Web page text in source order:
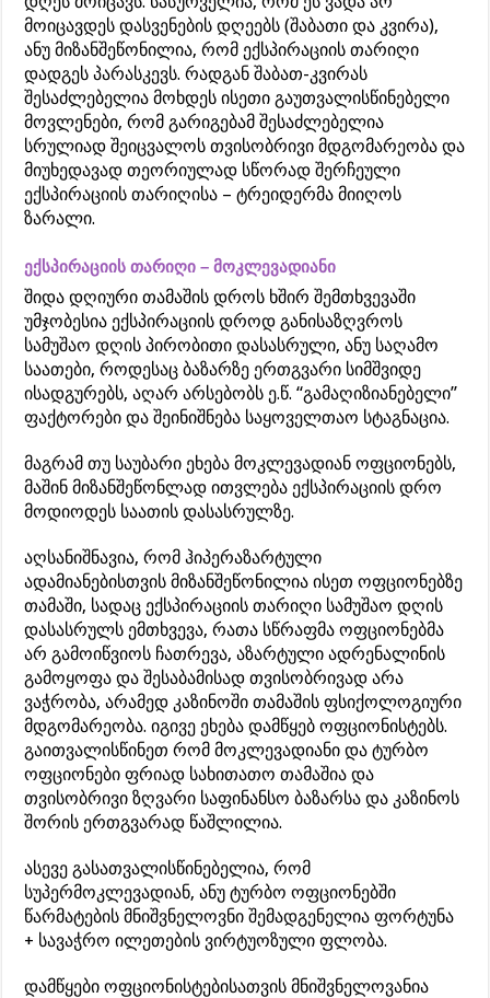
მოიცავდეს დასვენების დღეებს (შაბათი და კვირა),
ანუ მიზანშეწონილია, რომ ექსპირაციის თარიღი
დადგეს პარასკევს. რადგან შაბათ-კვირას
შესაძლებელია მოხდეს ისეთი გაუთვალისწინებელი
მოვლენები, რომ გარიგებამ შესაძლებელია
სრულიად შეიცვალოს თვისობრივი მდგომარეობა და
მიუხედავად თეორიულად სწორად შერჩეული
ექსპირაციის თარიღისა – ტრეიდერმა მიიღოს
ზარალი.
ექსპირაციის თარიღი – მოკლევადიანი
შიდა დღიური თამაშის დროს ხშირ შემთხვევაში
უმჯობესია ექსპირაციის დროდ განისაზღვროს
სამუშაო დღის პირობითი დასასრული, ანუ საღამო
საათები, როდესაც ბაზარზე ერთგვარი სიმშვიდე
ისადგურებს, აღარ არსებობს ე.წ. “გამაღიზიანებელი”
ფაქტორები და შეინიშნება საყოველთაო სტაგნაცია.
მაგრამ თუ საუბარი ეხება მოკლევადიან ოფციონებს,
მაშინ მიზანშეწონლად ითვლება ექსპირაციის დრო
მოდიოდეს საათის დასასრულზე.
აღსანიშნავია, რომ ჰიპერაზარტული
ადამიანებისთვის მიზანშეწონილია ისეთ ოფციონებზე
თამაში, სადაც ექსპირაციის თარიღი სამუშაო დღის
დასასრულს ემთხვევა, რათა სწრაფმა ოფციონებმა
არ გამოიწვიოს ჩათრევა, აზარტული ადრენალინის
გამოყოფა და შესაბამისად თვისობრივად არა
ვაჭრობა, არამედ კაზინოში თამაშის ფსიქოლოგიური
მდგომარეობა. იგივე ეხება დამწყებ ოფციონისტებს.
გაითვალისწინეთ რომ მოკლევადიანი და ტურბო
ოფციონები ფრიად სახითათო თამაშია და
თვისობრივი ზღვარი საფინანსო ბაზარსა და კაზინოს
შორის ერთგვარად წაშლილია.
ასევე გასათვალისწინებელია, რომ
სუპერმოკლევადიან, ანუ ტურბო ოფციონებში
წარმატების მნიშვნელოვნი შემადგენელია ფორტუნა
+ სავაჭრო ილეთების ვირტუოზული ფლობა.
დამწყები ოფციონისტებისათვის მნიშვნელოვანია